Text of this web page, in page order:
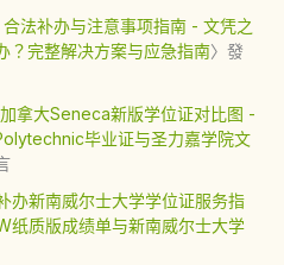
法补办与注意事项指南 - 文凭之
？完整解决方案与应急指南〉發
拿大Seneca新版学位证对比图 -
毕业证与圣力嘉学院文
办新南威尔士大学学位证服务指
纸质版成绩单与新南威尔士大学